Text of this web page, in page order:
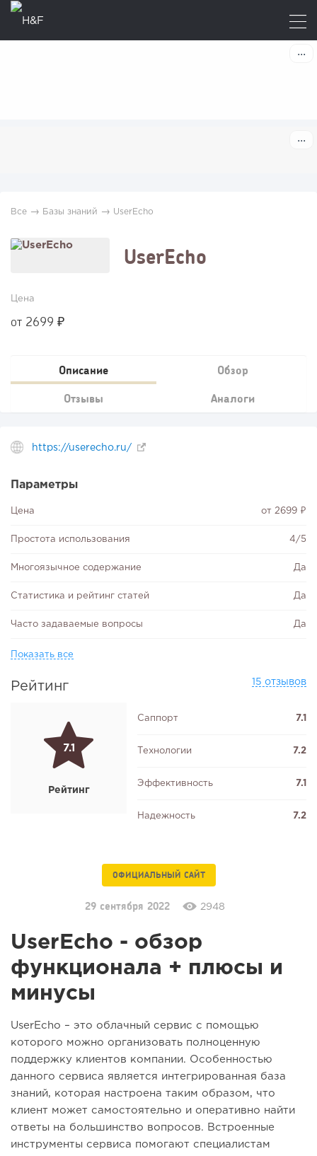
Все → Базы знаний → UserEcho
UserEcho
Цена
от 2699 ₽
Описание Обзор
Отзывы Аналоги
https://userecho.ru/
Параметры
Цена от 2699 ₽
Простота использования 4/5
Многоязычное содержание Да
Статистика и рейтинг статей Да
Часто задаваемые вопросы Да
Показать все
Рейтинг 15 отзывов
7.1
Рейтинг
Саппорт 7.1
Технологии 7.2
Эффективность 7.1
Надежность 7.2
ОФИЦИАЛЬНЫЙ САЙТ
29 сентября 2022 2948
UserEcho - обзор
функционала + плюсы и
минусы
UserEcho – это облачный сервис с помощью
которого можно организовать полноценную
поддержку клиентов компании. Особенностью
данного сервиса является интегрированная база
знаний, которая настроена таким образом, что
клиент может самостоятельно и оперативно найти
ответы на большинство вопросов. Встроенные
инструменты сервиса помогают специалистам